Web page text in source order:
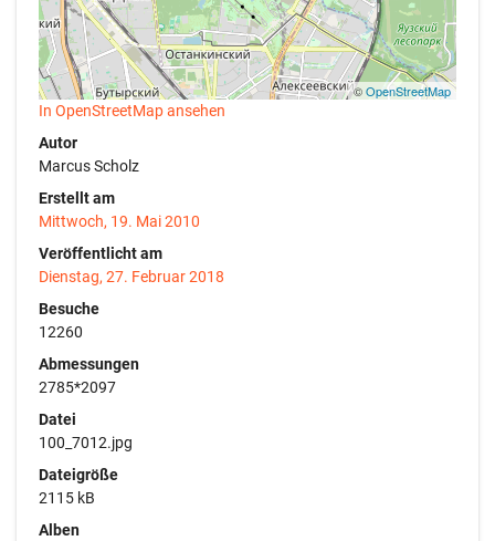
©OpenStreetMap
In OpenStreetMap ansehen
Autor
Marcus Scholz
Erstellt am
Mittwoch, 19. Mai 2010
Veröffentlicht am
Dienstag, 27. Februar 2018
Besuche
12260
Abmessungen
2785*2097
Datei
100_7012.jpg
Dateigröße
2115 kB
Alben